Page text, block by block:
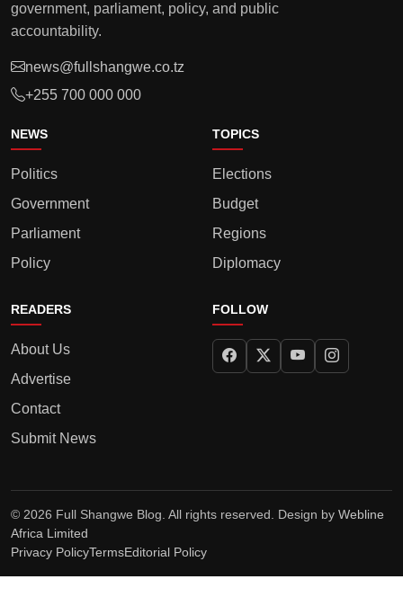
government, parliament, policy, and public
accountability.
news@fullshangwe.co.tz
+255 700 000 000
NEWS
Politics
Government
Parliament
Policy
TOPICS
Elections
Budget
Regions
Diplomacy
READERS
About Us
Advertise
Contact
Submit News
FOLLOW
© 2026 Full Shangwe Blog. All rights reserved. Design by Webline
Africa Limited
Privacy PolicyTermsEditorial Policy